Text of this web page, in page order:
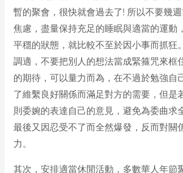
暫的聚會，很快就會過去了! 所以不要幾
焦慮，盡量保持充足的睡眠與適當的運動
平穩的狀態，就比較不至於因小事而抓狂
調適，不要把別人的想法當成緊箍咒來框
的期待，可以量力而為，在不過於勉強自
了維繫良好關係而滿足對方的需要，但是
則委婉的表達自己的意見，避免為委曲求
最後又因忍受不了而全然爆發，反而對關
力。
其次，安排適當休閒活動，多數華人年節